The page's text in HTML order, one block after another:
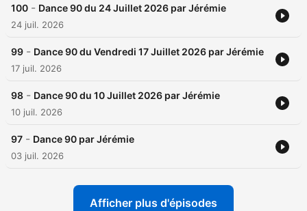
100 - Dance 90 du 24 Juillet 2026 par Jérémie
24 juil. 2026
99 - Dance 90 du Vendredi 17 Juillet 2026 par Jérémie
17 juil. 2026
98 - Dance 90 du 10 Juillet 2026 par Jérémie
10 juil. 2026
97 - Dance 90 par Jérémie
03 juil. 2026
Afficher plus d'épisodes